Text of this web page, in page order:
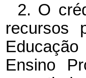
2. O
recursos
Ensino